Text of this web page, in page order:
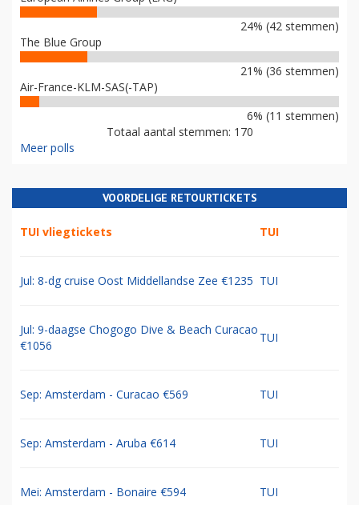
24% (42 stemmen)
The Blue Group
21% (36 stemmen)
Air-France-KLM-SAS(-TAP)
6% (11 stemmen)
Totaal aantal stemmen: 170
Meer polls
VOORDELIGE RETOURTICKETS
TUI vliegtickets TUI
Jul: 8-dg cruise Oost Middellandse Zee €1235 TUI
Jul: 9-daagse Chogogo Dive & Beach Curacao
€1056
TUI
Sep: Amsterdam - Curacao €569 TUI
Sep: Amsterdam - Aruba €614 TUI
Mei: Amsterdam - Bonaire €594 TUI